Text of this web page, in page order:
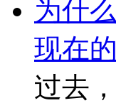
现在
过去